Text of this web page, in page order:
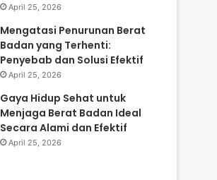
April 25, 2026
Mengatasi Penurunan Berat
Badan yang Terhenti:
Penyebab dan Solusi Efektif
April 25, 2026
Gaya Hidup Sehat untuk
Menjaga Berat Badan Ideal
Secara Alami dan Efektif
April 25, 2026